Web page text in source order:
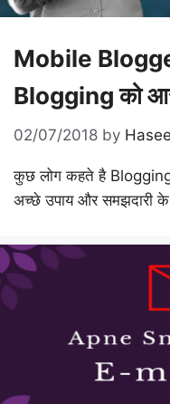
Mobile
Blogging को
02/07/2018 by
कुछ लोग कहते है
अच्छे उपाय और समझदारी